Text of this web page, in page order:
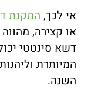
אי לכך, התקנת
או קצירה,
דשא סינטטי
המיותרת
השנה.